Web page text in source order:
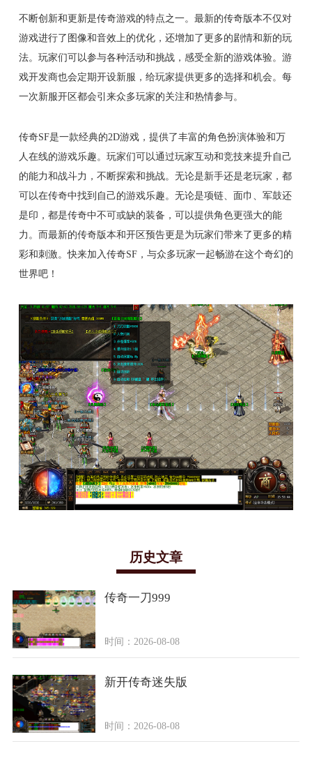
不断创新和更新是传奇游戏的特点之一。最新的传奇版本不仅对
游戏进行了图像和音效上的优化，还增加了更多的剧情和新的玩
法。玩家们可以参与各种活动和挑战，感受全新的游戏体验。游
戏开发商也会定期开设新服，给玩家提供更多的选择和机会。每
一次新服开区都会引来众多玩家的关注和热情参与。
传奇SF是一款经典的2D游戏，提供了丰富的角色扮演体验和万
人在线的游戏乐趣。玩家们可以通过玩家互动和竞技来提升自己
的能力和战斗力，不断探索和挑战。无论是新手还是老玩家，都
可以在传奇中找到自己的游戏乐趣。无论是项链、面巾、军鼓还
是印，都是传奇中不可或缺的装备，可以提供角色更强大的能
力。而最新的传奇版本和开区预告更是为玩家们带来了更多的精
彩和刺激。快来加入传奇SF，与众多玩家一起畅游在这个奇幻的
世界吧！
历史文章
传奇一刀999
时间：2026-08-08
新开传奇迷失版
时间：2026-08-08